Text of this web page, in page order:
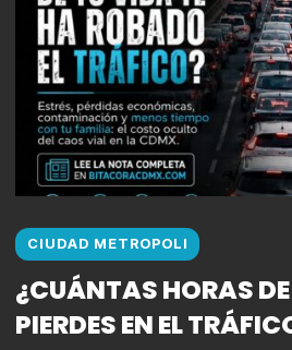
CIUDAD METROPOLI
¿CUÁNTAS HORAS
PIERDES EN EL